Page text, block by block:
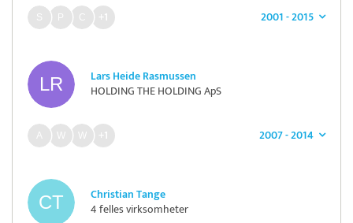
2001 - 2015
+1
Lars Heide Rasmussen
HOLDING THE HOLDING ApS
2007 - 2014
+1
Christian Tange
4 felles virksomheter